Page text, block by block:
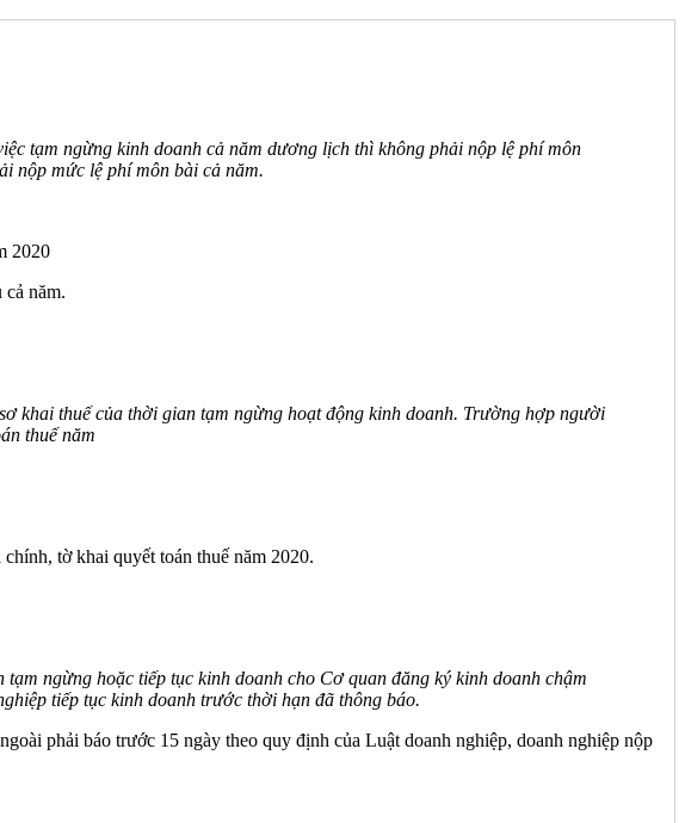
tạm ngừng kinh doanh cả năm dương lịch thì không phải nộp lệ phí môn
nộp mức lệ phí môn bài cả năm.
2020
năm.
khai thuế của thời gian tạm ngừng hoạt động kinh doanh. Trường hợp người
thuế năm
tờ khai quyết toán thuế năm 2020.
ngừng hoặc tiếp tục kinh doanh cho Cơ quan đăng ký kinh doanh chậm
tiếp tục kinh doanh trước thời hạn đã thông báo.
phải báo trước 15 ngày theo quy định của Luật doanh nghiệp, doanh nghiệp nộp